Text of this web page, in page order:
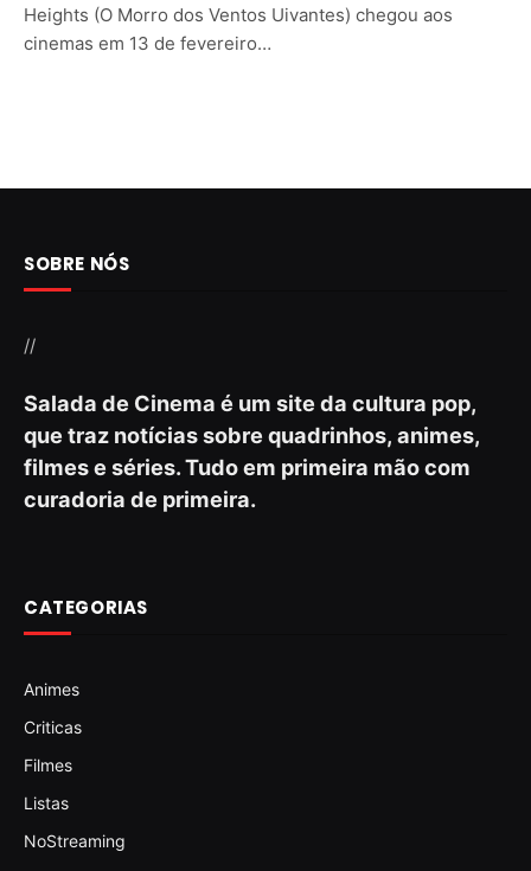
Heights (O Morro dos Ventos Uivantes) chegou aos
cinemas em 13 de fevereiro…
SOBRE NÓS
//
Salada de Cinema é um site da cultura pop,
que traz notícias sobre quadrinhos, animes,
filmes e séries. Tudo em primeira mão com
curadoria de primeira.
CATEGORIAS
Animes
Criticas
Filmes
Listas
NoStreaming